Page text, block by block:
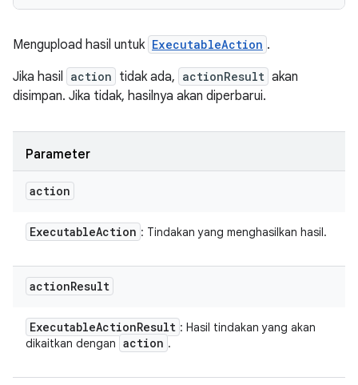
Mengupload hasil untuk ExecutableAction .
Jika hasil action tidak ada, actionResult akan
disimpan. Jika tidak, hasilnya akan diperbarui.
Parameter
action
ExecutableAction : Tindakan yang menghasilkan hasil.
actionResult
ExecutableActionResult : Hasil tindakan yang akan
dikaitkan dengan action .